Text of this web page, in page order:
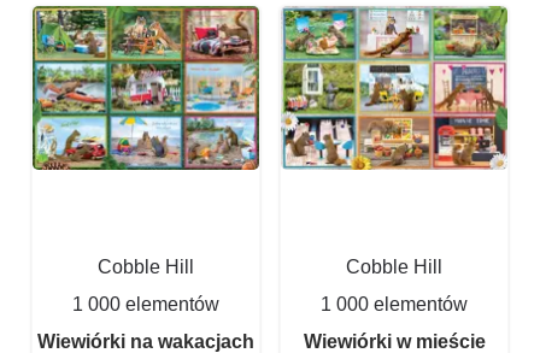
Cobble Hill
1 000 elementów
Wiewiórki na wakacjach
Cobble Hill
1 000 elementów
Wiewiórki w mieście